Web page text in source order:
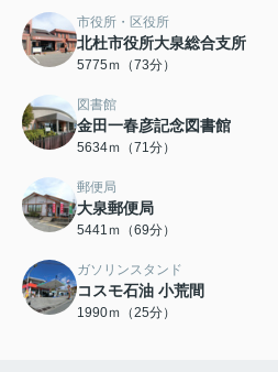
市役所・区役所
北杜市役所大泉総合支所
5775ｍ（73分）
図書館
金田一春彦記念図書館
5634ｍ（71分）
郵便局
大泉郵便局
5441ｍ（69分）
ガソリンスタンド
コスモ石油 小荒間
1990ｍ（25分）